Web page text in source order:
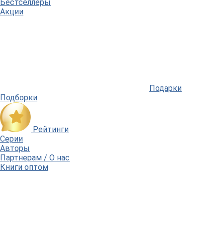
Бестселлеры
Акции
Подарки
Подборки
Рейтинги
Серии
Авторы
Партнерам / О нас
Книги оптом